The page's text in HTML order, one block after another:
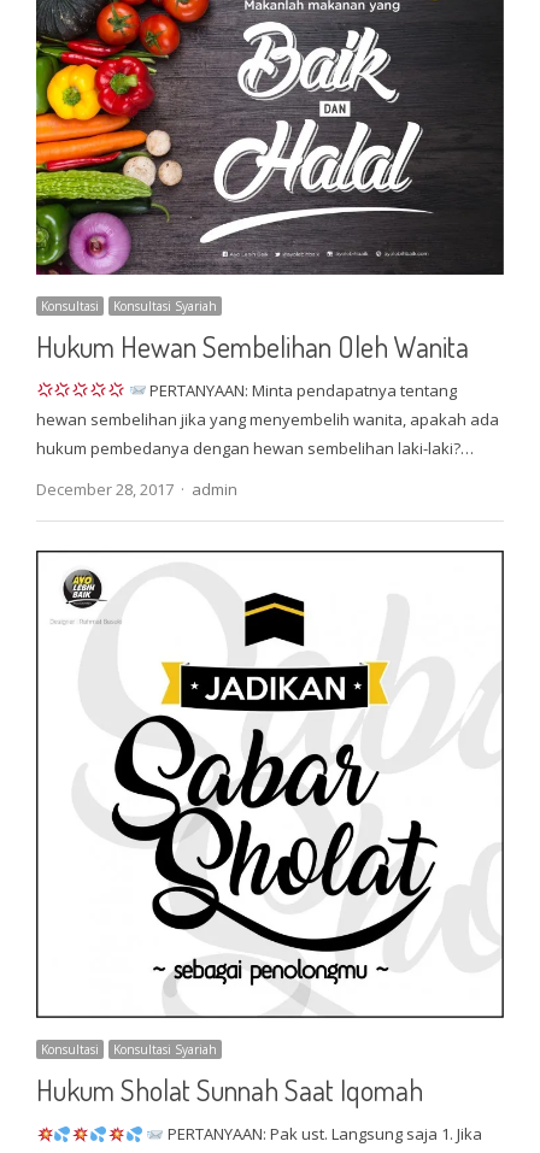
Konsultasi Konsultasi Syariah
Hukum Hewan Sembelihan Oleh Wanita
PERTANYAAN: Minta pendapatnya tentang
hewan sembelihan jika yang menyembelih wanita, apakah ada
hukum pembedanya dengan hewan sembelihan laki-laki?…
December 28, 2017
Author
admin
Konsultasi Konsultasi Syariah
Hukum Sholat Sunnah Saat Iqomah
PERTANYAAN: Pak ust. Langsung saja 1. Jika